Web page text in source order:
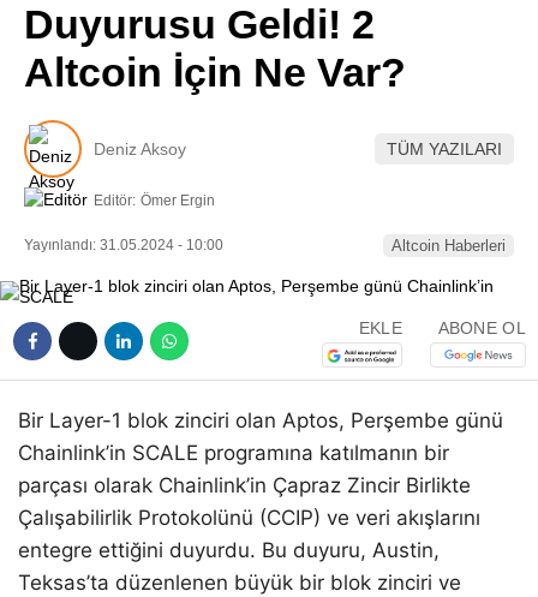
TikTok
Duyurusu Geldi! 2
Altcoin İçin Ne Var?
Deniz Aksoy TÜM YAZILARI
Editör: Ömer Ergin
Yayınlandı: 31.05.2024 - 10:00 Altcoin Haberleri
EKLE ABONE OL
Bir Layer-1 blok zinciri olan Aptos, Perşembe günü
Chainlink’in SCALE programına katılmanın bir
parçası olarak Chainlink’in Çapraz Zincir Birlikte
Çalışabilirlik Protokolünü (CCIP) ve veri akışlarını
entegre ettiğini duyurdu. Bu duyuru, Austin,
Teksas’ta düzenlenen büyük bir blok zinciri ve